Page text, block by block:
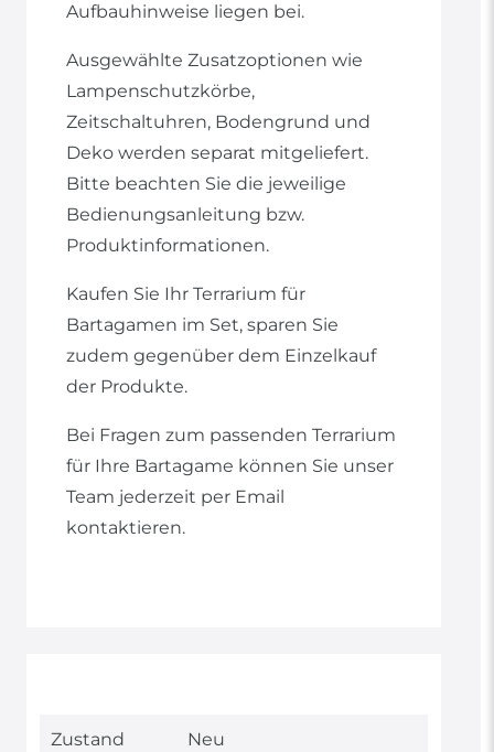
Aufbauhinweise liegen bei.
Ausgewählte Zusatzoptionen wie
Lampenschutzkörbe,
Zeitschaltuhren, Bodengrund und
Deko werden separat mitgeliefert.
Bitte beachten Sie die jeweilige
Bedienungsanleitung bzw.
Produktinformationen.
Kaufen Sie Ihr Terrarium für
Bartagamen im Set, sparen Sie
zudem gegenüber dem Einzelkauf
der Produkte.
Bei Fragen zum passenden Terrarium
für Ihre Bartagame können Sie unser
Team jederzeit per Email
kontaktieren.
Technisches
Wert
Zustand Neu